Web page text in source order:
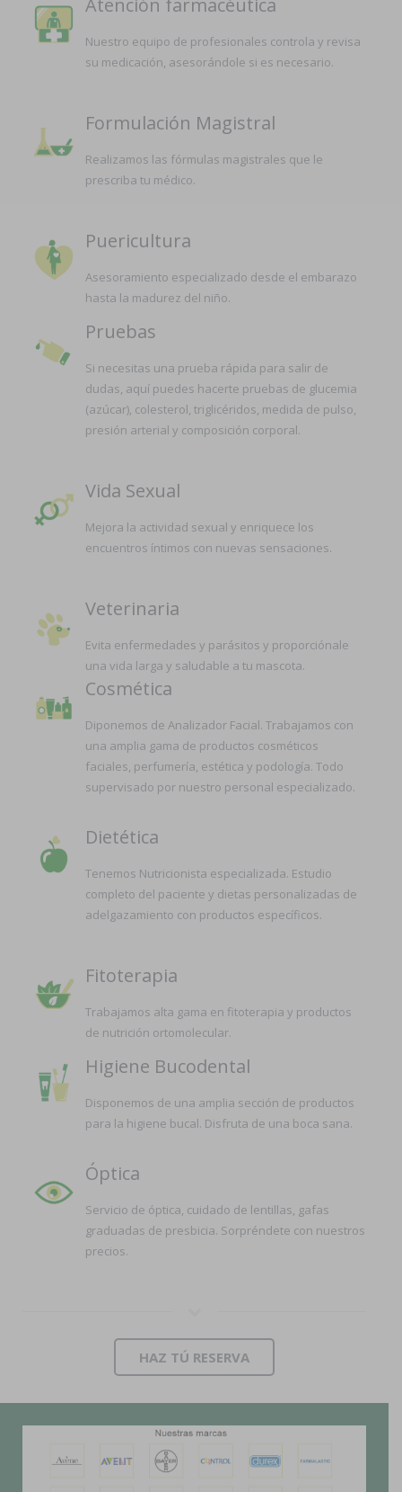
Atención farmacéutica
Nuestro equipo de profesionales controla y revisa
su medicación, asesorándole si es necesario.
Formulación Magistral
Realizamos las fórmulas magistrales que le
prescriba tu médico.
Puericultura
Asesoramiento especializado desde el embarazo
hasta la madurez del niño.
Pruebas
Si necesitas una prueba rápida para salir de
dudas, aquí puedes hacerte pruebas de glucemia
(azúcar), colesterol, triglicéridos, medida de pulso,
presión arterial y composición corporal.
Vida Sexual
Mejora la actividad sexual y enriquece los
encuentros íntimos con nuevas sensaciones.
Veterinaria
Evita enfermedades y parásitos y proporciónale
una vida larga y saludable a tu mascota.
Cosmética
Diponemos de Analizador Facial. Trabajamos con
una amplia gama de productos cosméticos
faciales, perfumería, estética y podología. Todo
supervisado por nuestro personal especializado.
Dietética
Tenemos Nutricionista especializada. Estudio
completo del paciente y dietas personalizadas de
adelgazamiento con productos específicos.
Fitoterapia
Trabajamos alta gama en fitoterapia y productos
de nutrición ortomolecular.
Higiene Bucodental
Disponemos de una amplia sección de productos
para la higiene bucal. Disfruta de una boca sana.
Óptica
Servicio de óptica, cuidado de lentillas, gafas
graduadas de presbicia. Sorpréndete con nuestros
precios.
HAZ TÚ RESERVA